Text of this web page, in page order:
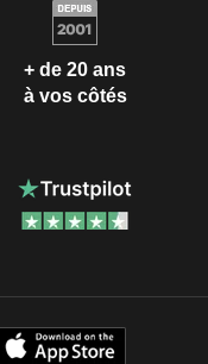
+ de 20 ans
à vos côtés